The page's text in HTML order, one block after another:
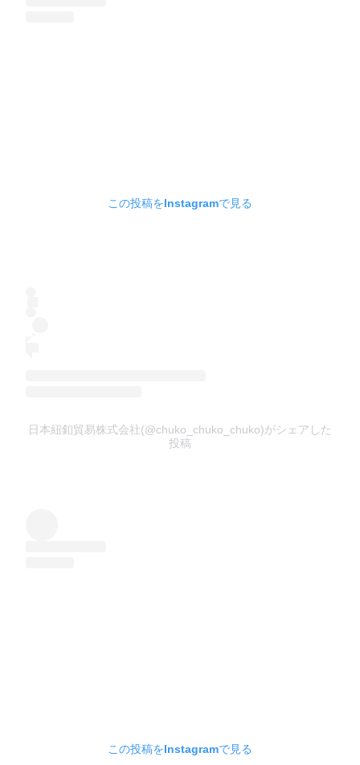
この投稿をInstagramで見る
日本紐釦貿易株式会社(@chuko_chuko_chuko)がシェアした
投稿
この投稿をInstagramで見る